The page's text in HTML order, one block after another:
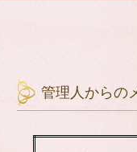
管理人からの